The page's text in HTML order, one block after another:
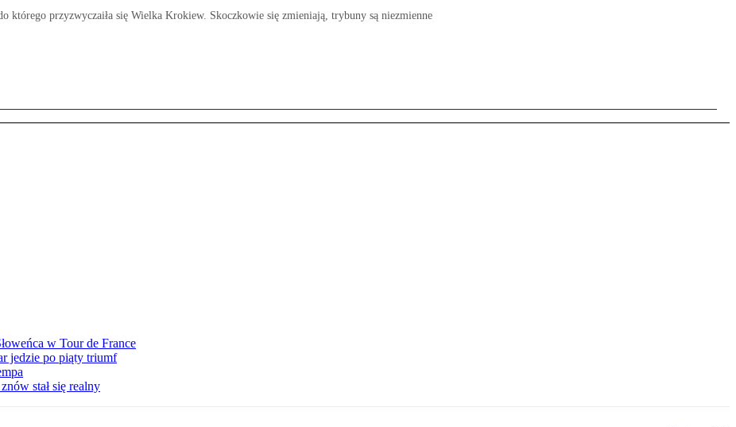
którego przyzwyczaiła się Wielka Krokiew. Skoczkowie się zmieniają, trybuny są niezmienne
w Tour de France
jedzie po piąty triumf
stał się realny